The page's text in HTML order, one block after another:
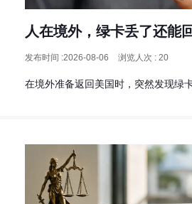
人在境外，绿卡丢了还能
发布时间 :2026-08-06 浏览人次 : 20
在境外准备返回美国时，突然发现绿